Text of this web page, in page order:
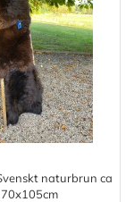
naturbrun ca
70x105cm